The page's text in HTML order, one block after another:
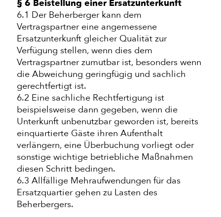
§ 6 Beistellung einer Ersatzunterkunft
6.1 Der Beherberger kann dem
Vertragspartner eine angemessene
Ersatzunterkunft gleicher Qualität zur
Verfügung stellen, wenn dies dem
Vertragspartner zumutbar ist, besonders wenn
die Abweichung geringfügig und sachlich
gerechtfertigt ist.
6.2 Eine sachliche Rechtfertigung ist
beispielsweise dann gegeben, wenn die
Unterkunft unbenutzbar geworden ist, bereits
einquartierte Gäste ihren Aufenthalt
verlängern, eine Überbuchung vorliegt oder
sonstige wichtige betriebliche Maßnahmen
diesen Schritt bedingen.
6.3 Allfällige Mehraufwendungen für das
Ersatzquartier gehen zu Lasten des
Beherbergers.